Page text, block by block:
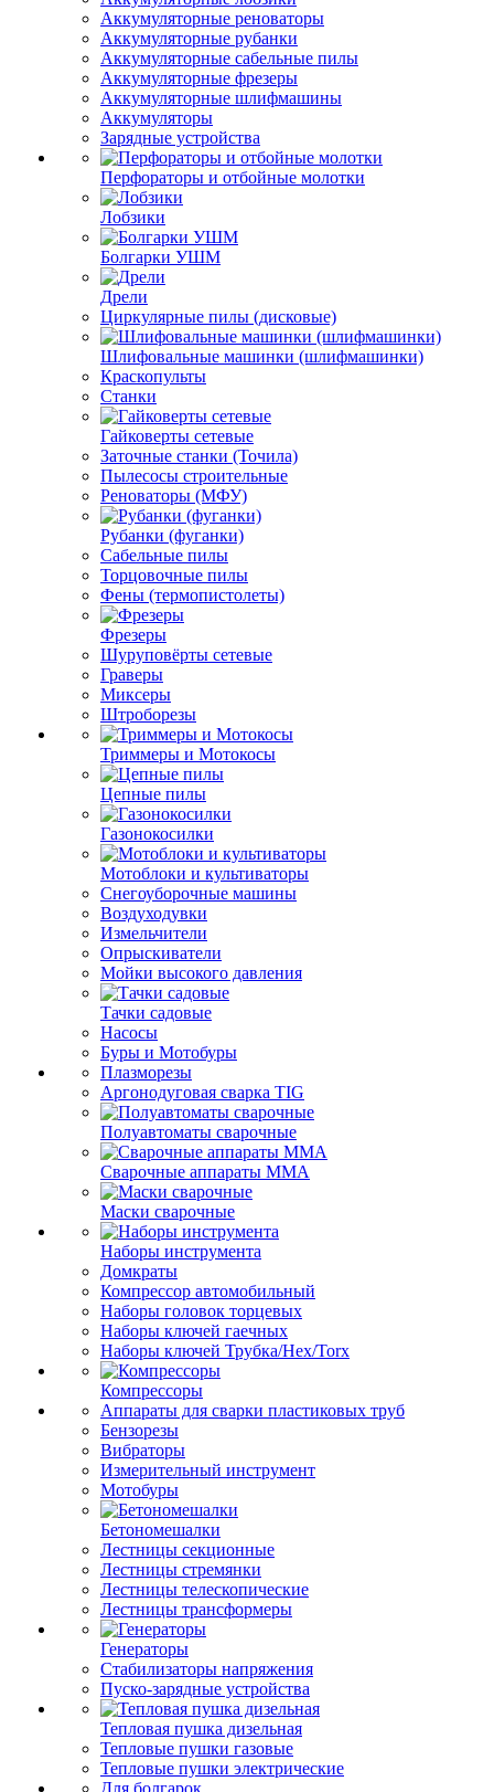
Аккумуляторные реноваторы
Аккумуляторные рубанки
Аккумуляторные сабельные пилы
Аккумуляторные фрезеры
Аккумуляторные шлифмашины
Аккумуляторы
Зарядные устройства
Перфораторы и отбойные молотки
Лобзики
Болгарки УШМ
Дрели
Циркулярные пилы (дисковые)
Шлифовальные машинки (шлифмашинки)
Краскопульты
Станки
Гайковерты сетевые
Заточные станки (Точила)
Пылесосы строительные
Реноваторы (МФУ)
Рубанки (фуганки)
Сабельные пилы
Торцовочные пилы
Фены (термопистолеты)
Фрезеры
Шуруповёрты сетевые
Граверы
Миксеры
Штроборезы
Триммеры и Мотокосы
Цепные пилы
Газонокосилки
Мотоблоки и культиваторы
Снегоуборочные машины
Воздуходувки
Измельчители
Опрыскиватели
Мойки высокого давления
Тачки садовые
Насосы
Буры и Мотобуры
Плазморезы
Аргонодуговая сварка TIG
Полуавтоматы сварочные
Сварочные аппараты ММА
Маски сварочные
Наборы инструмента
Домкраты
Компрессор автомобильный
Наборы головок торцевых
Наборы ключей гаечных
Наборы ключей Трубка/Hex/Torx
Компрессоры
Аппараты для сварки пластиковых труб
Бензорезы
Вибраторы
Измерительный инструмент
Мотобуры
Бетономешалки
Лестницы секционные
Лестницы стремянки
Лестницы телескопические
Лестницы трансформеры
Генераторы
Стабилизаторы напряжения
Пуско-зарядные устройства
Тепловая пушка дизельная
Тепловые пушки газовые
Тепловые пушки электрические
Для болгарок